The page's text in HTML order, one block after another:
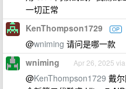
一切正常
KenThompson1729 OP
@wniming 请问是哪一款
wniming Apr 26, 2025
@KenThompson1729 戴